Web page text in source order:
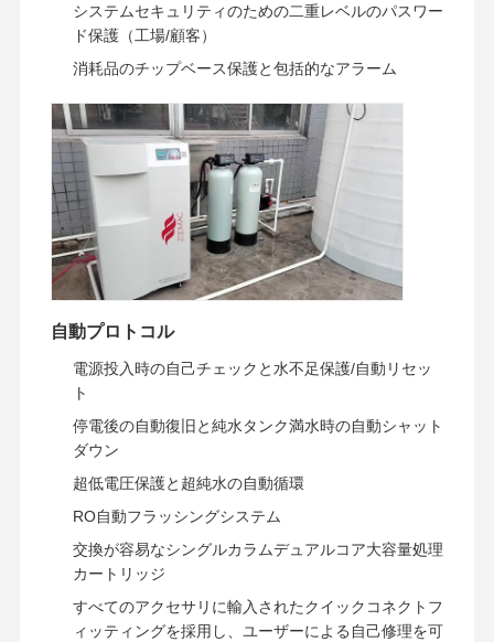
ホーム 製品 ビデオ
事例
研究室超純水システム
Ultrapure水機械
超純水浄化システム
システムセキュリティのための二重レベルのパスワー
ド保護（工場/顧客）
消耗品のチップベース保護と包括的なアラーム
自動プロトコル
電源投入時の自己チェックと水不足保護/自動リセッ
ト
停電後の自動復旧と純水タンク満水時の自動シャット
ダウン
超低電圧保護と超純水の自動循環
RO自動フラッシングシステム
交換が容易なシングルカラムデュアルコア大容量処理
カートリッジ
すべてのアクセサリに輸入されたクイックコネクトフ
ィッティングを採用し、ユーザーによる自己修理を可